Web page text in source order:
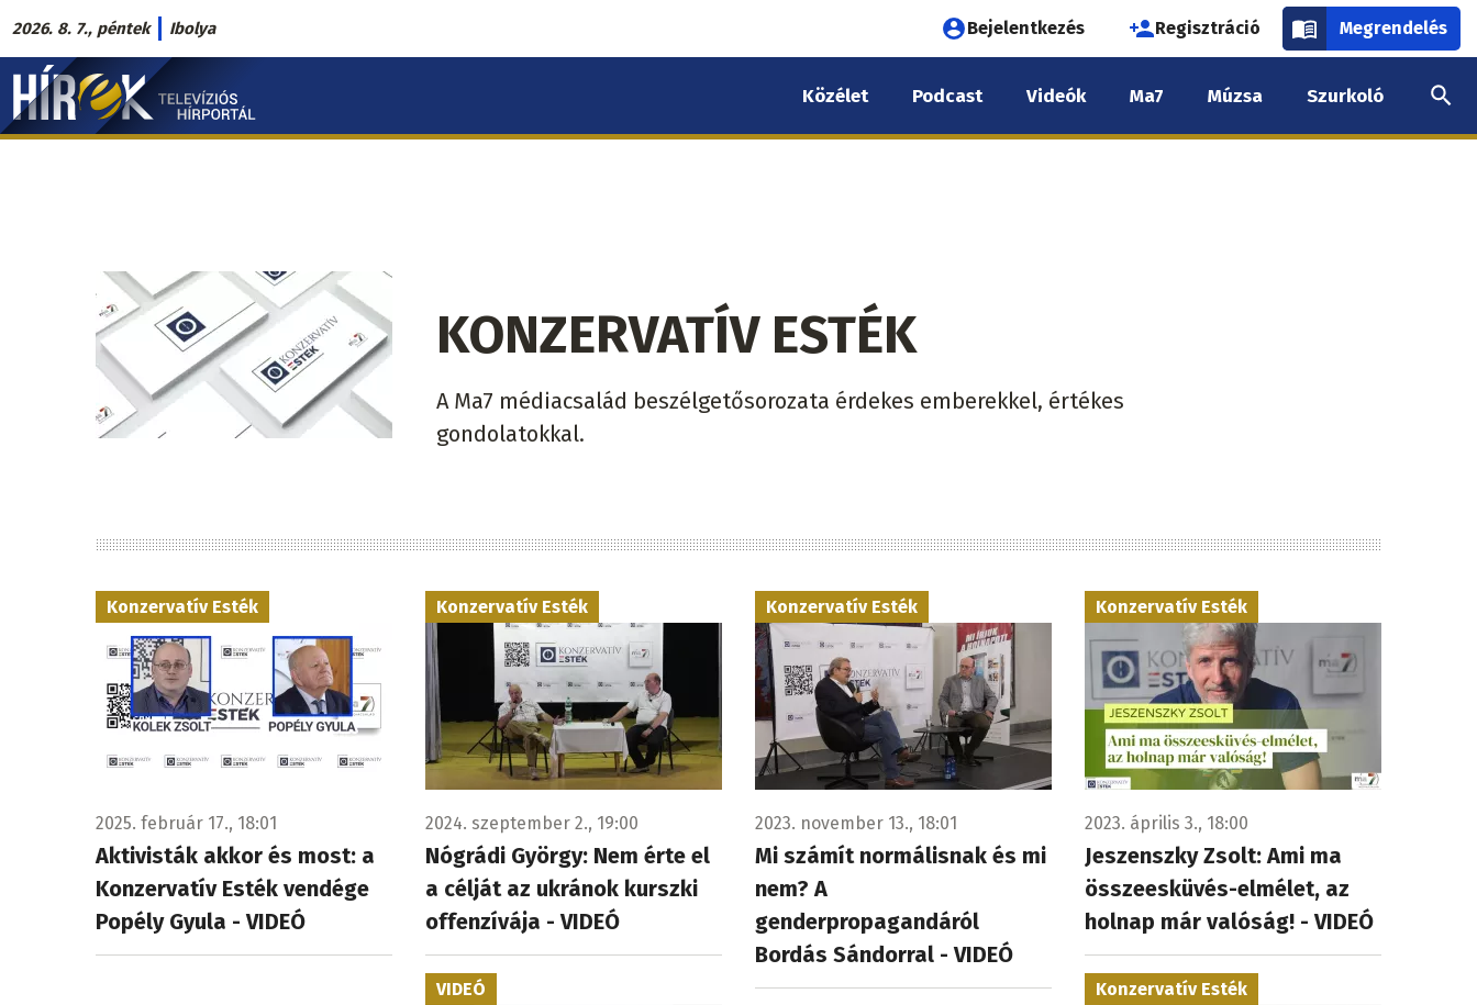
Ugrás
a
tartalomra
2026. 8. 7., péntek Ibolya
Felhasználói
fiók
menüje
Bejelentkezés Regisztráció Megrendelés
Hírek.sk
fő
Közélet Podcast Videók Ma7 Múzsa Szurkoló
KONZERVATÍV ESTÉK
A Ma7 médiacsalád beszélgetősorozata érdekes emberekkel, értékes
gondolatokkal.
Konzervatív Esték
2025. február 17., 18:01
Aktivisták akkor és most: a
Konzervatív Esték vendége
Popély Gyula - VIDEÓ
Konzervatív Esték
2024. szeptember 2., 19:00
Nógrádi György: Nem érte el
a célját az ukránok kurszki
offenzívája - VIDEÓ
VIDEÓ
Konzervatív Esték
2023. november 13., 18:01
Mi számít normálisnak és mi
nem? A
genderpropagandáról
Bordás Sándorral - VIDEÓ
Konzervatív Esték
2023. április 3., 18:00
Jeszenszky Zsolt: Ami ma
összeesküvés-elmélet, az
holnap már valóság! - VIDEÓ
Konzervatív Esték